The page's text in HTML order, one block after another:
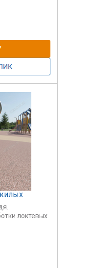
мышц
локтевых